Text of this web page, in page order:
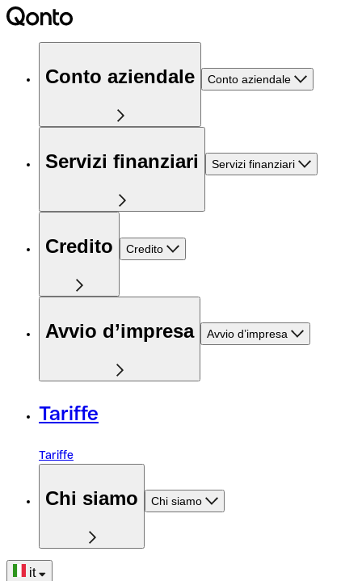
Conto aziendale Conto aziendale
Servizi finanziari Servizi finanziari
Credito Credito
Avvio d’impresa Avvio d’impresa
Tariffe
Tariffe
Chi siamo Chi siamo
it